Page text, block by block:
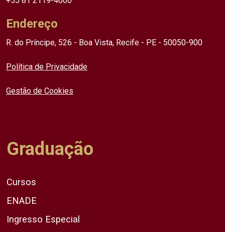
Endereço
R. do Príncipe, 526 - Boa Vista, Recife - PE - 50050-900
Política de Privacidade
Gestão de Cookies
Graduação
Cursos
ENADE
Ingresso Especial